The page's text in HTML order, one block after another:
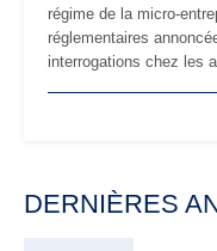
régime de la micro-
réglementaires
interrogations chez les
facturation ou risque
DERNIÈRES